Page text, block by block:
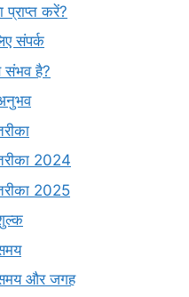
प्राप्त करें?
संपर्क
संभव है?
2024
2025
समय और जगह